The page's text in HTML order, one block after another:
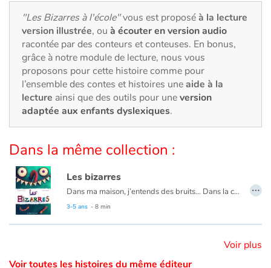
Art, espace, activité
Documentaires
En famille
Quotidien et loisirs
À l'école
Fêtes et évènements
Amour et amitié
Émotions et sentiments
"Les Bizarres à l'école"vous est proposéà la lecture
version illustrée, ou à écouter en version audio
racontée par des conteurs et conteuses. En bonus,
grâce à notre module de lecture, nous vous
proposons pour cette histoire comme pour
l’ensemble des contes et histoires uneaide à la
lecture ainsi que des outils pour uneversion
adaptée aux enfants dyslexiques.
Dans la même collection :
Les bizarres
Dans ma maison, j’entends des bruits... Dans la cuisine, j’entends « GLOUPS » et dans la salle de bains, j’entends « PLOOOC » et dans la cave, j’entends « CROA ». Mais qui peut bien faire des bruits aussi bizarres ?
3-5 ans - 8 min
…
Voir plus
Voir toutes les histoires du même éditeur